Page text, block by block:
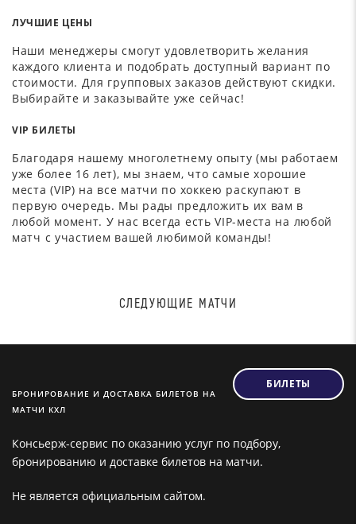
ЛУЧШИЕ ЦЕНЫ
Наши менеджеры смогут удовлетворить желания
каждого клиента и подобрать доступный вариант по
стоимости. Для групповых заказов действуют скидки.
Выбирайте и заказывайте уже сейчас!
VIP БИЛЕТЫ
Благодаря нашему многолетнему опыту (мы работаем
уже более 16 лет), мы знаем, что самые хорошие
места (VIP) на все матчи по хоккею раскупают в
первую очередь. Мы рады предложить их вам в
любой момент. У нас всегда есть VIP-места на любой
матч с участием вашей любимой команды!
СЛЕДУЮЩИЕ МАТЧИ
БРОНИРОВАНИЕ И ДОСТАВКА БИЛЕТОВ НА
МАТЧИ КХЛ
БИЛЕТЫ
Консьерж-сервис по оказанию услуг по подбору,
бронированию и доставке билетов на матчи.
Не является официальным сайтом.